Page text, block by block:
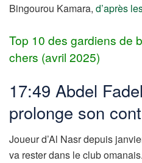
Bingourou Kamara, d’après
Top 10 des gardiens de
chers (avril 2025)
17:49 Abdel
prolonge son
Joueur d’Al Nasr depuis
va rester dans le club